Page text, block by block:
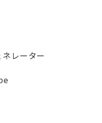
レーター